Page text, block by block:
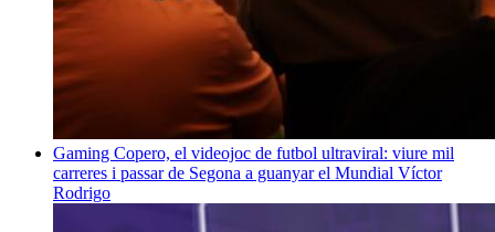
Gaming Copero, el videojoc de futbol ultraviral: viure mil
carreres i passar de Segona a guanyar el Mundial Víctor
Rodrigo